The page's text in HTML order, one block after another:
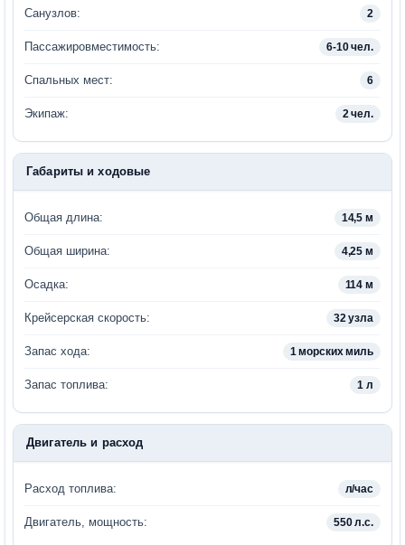
Санузлов: 2
Пассажировместимость: 6-10 чел.
Спальных мест: 6
Экипаж: 2 чел.
Габариты и ходовые
Общая длина: 14,5 м
Общая ширина: 4,25 м
Осадка: 114 м
Крейсерская скорость: 32 узла
Запас хода: 1 морских миль
Запас топлива: 1 л
Двигатель и расход
Расход топлива: л/час
Двигатель, мощность: 550 л.с.